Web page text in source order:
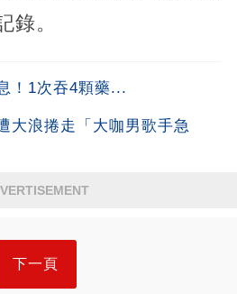
錄。
！1次吞4顆藥...
大浪捲走「大咖男歌手急
下一頁